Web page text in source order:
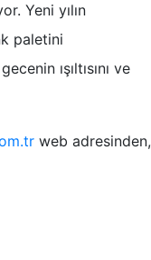
Yeni yılın
paletini
ışıltısını ve
web adresinden,